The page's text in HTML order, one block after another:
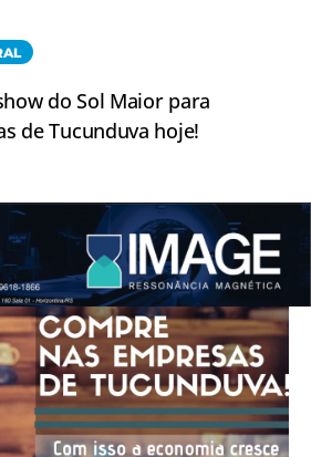
do Sol Maior para
de Tucunduva hoje!